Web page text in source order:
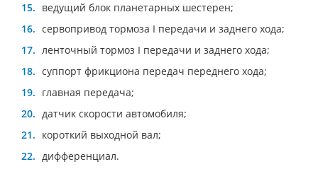
ведущий блок планетарных шестерен;
сервопривод тормоза I передачи и заднего хода;
ленточный тормоз I передачи и заднего хода;
суппорт фрикциона передач переднего хода;
главная передача;
датчик скорости автомобиля;
короткий выходной вал;
дифференциал.